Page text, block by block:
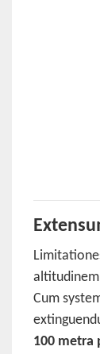
altitudinem
Cum
100 metra